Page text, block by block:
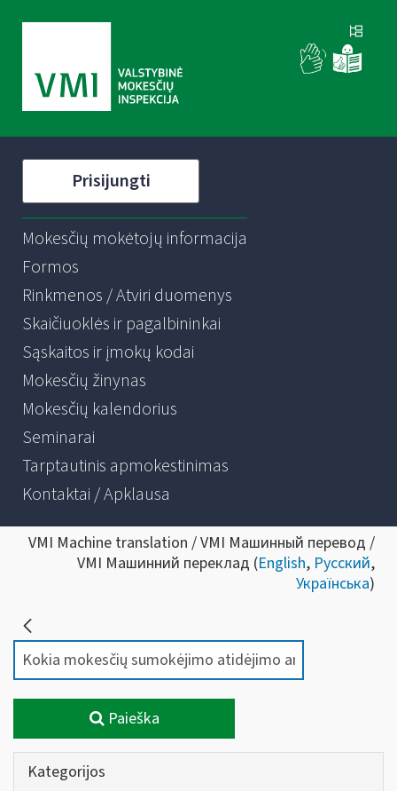
Prisijungti
Mokesčių mokėtojų informacija
Formos
Rinkmenos / Atviri duomenys
Skaičiuoklės ir pagalbininkai
Sąskaitos ir įmokų kodai
Mokesčių žinynas
Mokesčių kalendorius
Seminarai
Tarptautinis apmokestinimas
Kontaktai / Apklausa
VMI Machine translation / VMI Машинный перевод /
VMI Машинний переклад (English, Русский,
Українська)
Paieška
Kategorijos